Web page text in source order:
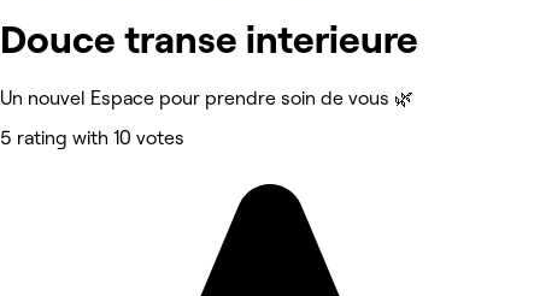
Douce transe interieure
Un nouvel Espace pour prendre soin de vous 🌿
5 rating with 10 votes